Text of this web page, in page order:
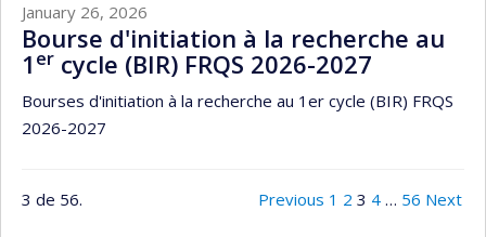
January 26, 2026
Bourse d'initiation à la recherche au
1 er cycle (BIR) FRQS 2026-2027
Bourses d'initiation à la recherche au 1er cycle (BIR) FRQS
2026-2027
3 de 56. Previous 1 2 3 4 … 56 Next